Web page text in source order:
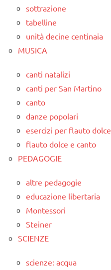
sottrazione
tabelline
unità decine centinaia
MUSICA
canti natalizi
canti per San Martino
canto
danze popolari
esercizi per flauto dolce
flauto dolce e canto
PEDAGOGIE
altre pedagogie
educazione libertaria
Montessori
Steiner
SCIENZE
scienze: acqua